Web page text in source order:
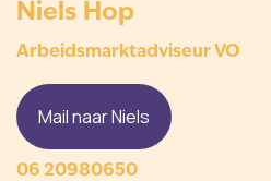
Niels Hop
Arbeidsmarktadviseur VO
Mail naar Niels
06 20980650